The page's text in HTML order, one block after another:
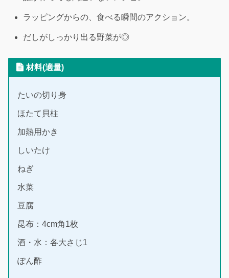
ラッピングからの、食べる瞬間のアクション。
だしがしっかり出る野菜が◎
材料(適量)
たいの切り身
ほたて貝柱
加熱用かき
しいたけ
ねぎ
水菜
豆腐
昆布：4cm角1枚
酒・水：各大さじ1
ぽん酢